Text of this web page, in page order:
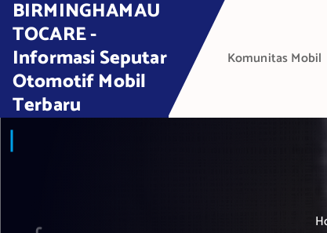
BIRMINGHAMAU
TOCARE -
Informasi Seputar
Otomotif Mobil
Terbaru
Komunitas Mobil